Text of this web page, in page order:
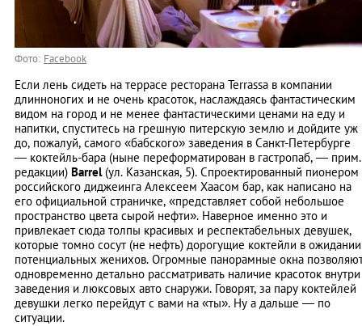
Фото: Facebook
Если лень сидеть на террасе ресторана Terrassa в компании
длинноногих и не очень красоток, наслаждаясь фантастическим
видом на город и не менее фантастическими ценами на еду и
напитки, спуститесь на грешную питерскую землю и дойдите уж
до, пожалуй, самого «бабского» заведения в Санкт-Петербурге
— коктейль-бара (ныне переформатирован в гастропаб, — прим.
редакции) Barrel(ул. Казанская, 5). Спроектированный пионером
российского диджеинга Алексеем Хаасом бар, как написано на
его официальной страничке, «представляет собой небольшое
пространство цвета сырой нефти». Наверное именно это и
привлекает сюда толпы красивых и респектабельных девушек,
которые томно сосут (не нефть) дорогущие коктейли в ожидании
потенциальных женихов. Огромные панорамные окна
одновременно детально рассматривать наличие красоток внутри
заведения и люксовых авто снаружи. Говорят, за пару коктейлей
девушки легко перейдут с вами на «ты». Ну а дальше — по
ситуации.